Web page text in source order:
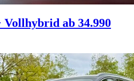
Vollhybrid ab 34.990